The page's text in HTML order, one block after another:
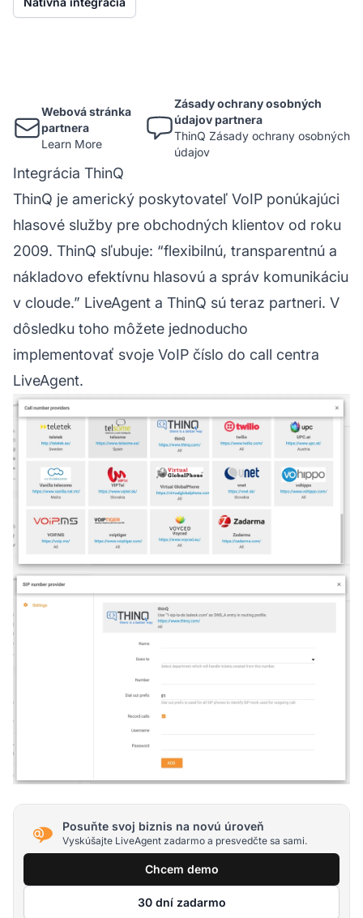
Webová stránka
partnera
Learn More
Zásady ochrany osobných
údajov partnera
ThinQ Zásady ochrany osobných
údajov
Integrácia ThinQ
ThinQ je americký poskytovateľ VoIP ponúkajúci
hlasové služby pre obchodných klientov od roku
2009. ThinQ sľubuje: “flexibilnú, transparentnú a
nákladovo efektívnu hlasovú a správ komunikáciu
v cloude.” LiveAgent a ThinQ sú teraz partneri. V
dôsledku toho môžete jednoducho
implementovať svoje VoIP číslo do call centra
LiveAgent.
Posuňte svoj biznis na novú úroveň
Vyskúšajte LiveAgent zadarmo a presvedčte sa sami.
Chcem demo
30 dní zadarmo